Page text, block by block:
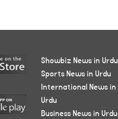
Showbiz News in Urdu
Sports News in Urdu
International News in
Urdu
Business News in Urdu